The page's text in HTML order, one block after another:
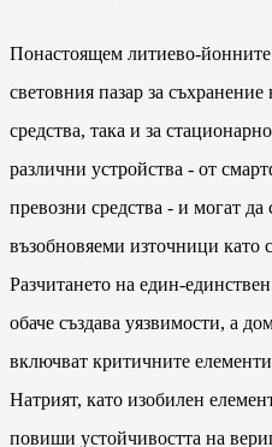
Понастоящем литиево-
световния пазар за
средства, така и за
различни устройства - от
превозни средства - и могат да
възобновяеми източници като
Разчитането на един-
обаче създава уязвимости, а
включват критичните
Натрият, като изобилен
повиши устойчивостта на